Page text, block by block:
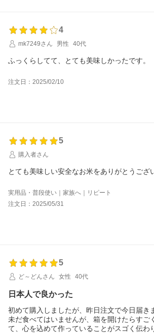
4
mk7249さん
男性 40代
ふっくらしてて、とても美味しかったです。
注文日：2025/02/10
5
購入者さん
とても美味しい安全なお米をありがとうござ
実用品・普段使い｜家族へ｜リピート
注文日：2025/05/31
5
ど～どんさん
女性 40代
日本人で良かった
初めて購入しましたが、昨日注文で今日届き
未だ食べてはいませんが、箱を開けたらすご
て、心を込めて作っていることがスゴく伝わ